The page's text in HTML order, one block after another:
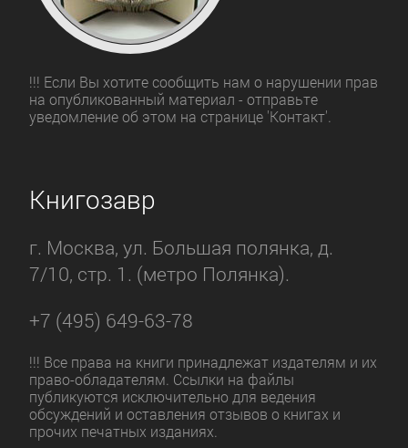
!!! Если Вы хотите сообщить нам о нарушении прав
на опубликованный материал - отправьте
уведомление об этом на странице 'Контакт'.
Книгозавр
г. Москва, ул. Большая полянка, д.
7/10, стр. 1. (метро Полянка).
+7 (495) 649-63-78
!!! Все права на книги принадлежат издателям и их
право-обладателям. Ссылки на файлы
публикуются исключительно для ведения
обсуждений и оставления отзывов о книгах и
прочих печатных изданиях.